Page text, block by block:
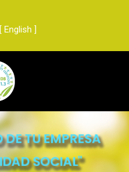
[ English ]